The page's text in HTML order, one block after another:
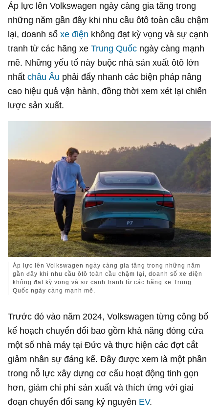
Áp lực lên Volkswagen ngày càng gia tăng trong
những năm gần đây khi nhu cầu ôtô toàn cầu chậm
lại, doanh sốxe điện không đạt kỳ vọng và sự cạnh
tranh từ các hãng xeTrung Quốc ngày càng mạnh
mẽ. Những yếu tố này buộc nhà sản xuất ôtô lớn
nhấtchâu Âu phải đẩy nhanh các biện pháp nâng
cao hiệu quả vận hành, đồng thời xem xét lại chiến
lược sản xuất.
Áp lực lên Volkswagen ngày càng gia tăng trong những năm
gần đây khi nhu cầu ôtô toàn cầu chậm lại, doanh số xe điện
không đạt kỳ vọng và sự cạnh tranh từ các hãng xeTrung
Quốc ngày càng mạnh mẽ.
Trước đó vào năm 2024, Volkswagen từng công bố
kế hoạch chuyển đổi bao gồm khả năng đóng cửa
một số nhà máy tại Đức và thực hiện các đợt cắt
giảm nhân sự đáng kể. Đây được xem là một phần
trong nỗ lực xây dựng cơ cấu hoạt động tinh gọn
hơn, giảm chi phí sản xuất và thích ứng với giai
đoạn chuyển đổi sang kỷ nguyên EV.